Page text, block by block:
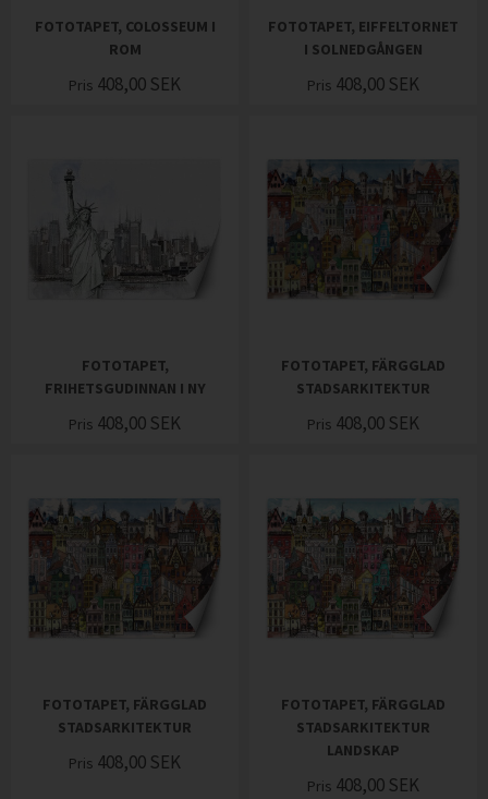
FOTOTAPET, COLOSSEUM I
ROM
Pris 408,00 SEK
FOTOTAPET, EIFFELTORNET
I SOLNEDGÅNGEN
Pris 408,00 SEK
FOTOTAPET,
FRIHETSGUDINNAN I NY
Pris 408,00 SEK
FOTOTAPET, FÄRGGLAD
STADSARKITEKTUR
Pris 408,00 SEK
FOTOTAPET, FÄRGGLAD
STADSARKITEKTUR
Pris 408,00 SEK
FOTOTAPET, FÄRGGLAD
STADSARKITEKTUR
LANDSKAP
Pris 408,00 SEK